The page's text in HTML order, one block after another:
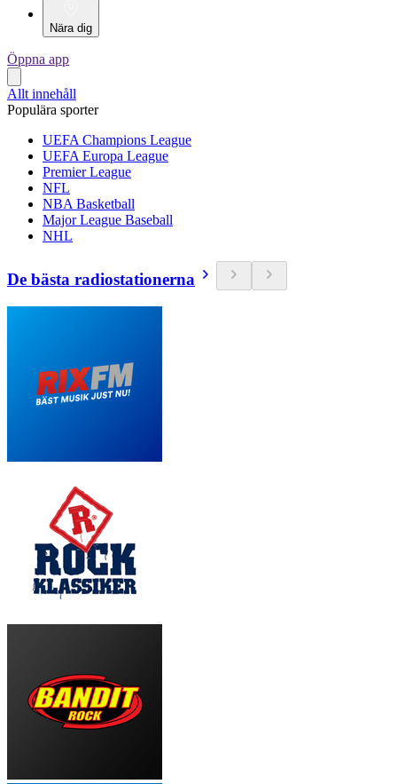
Nära dig
Öppna app
Allt innehåll
Populära sporter
UEFA Champions League
UEFA Europa League
Premier League
NFL
NBA Basketball
Major League Baseball
NHL
De bästa radiostationerna